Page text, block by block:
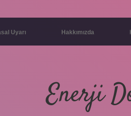
Uyarı Hakkımızda
Enerji